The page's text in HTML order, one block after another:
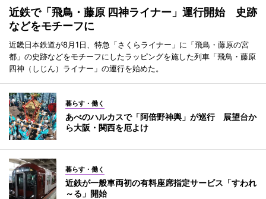
近鉄で「飛鳥・藤原 四神ライナー」運行開始 史跡
などをモチーフに
近畿日本鉄道が8月1日、特急「さくらライナー」に「飛鳥・藤原の宮
都」の史跡などをモチーフにしたラッピングを施した列車「飛鳥・藤原
四神（しじん）ライナー」の運行を始めた。
暮らす・働く
あべのハルカスで「阿倍野神輿」が巡行 展望台か
ら大阪・関西を厄よけ
暮らす・働く
近鉄が一般車両初の有料座席指定サービス「すわれ
～る」開始